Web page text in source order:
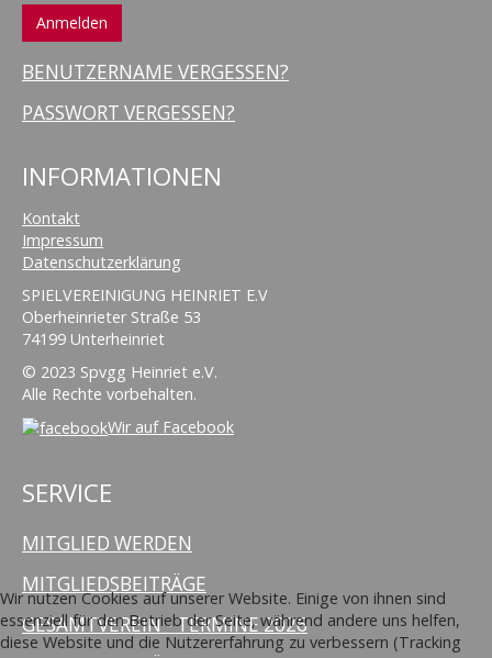
BENUTZERNAME VERGESSEN?
PASSWORT VERGESSEN?
INFORMATIONEN
Kontakt
Impressum
Datenschutzerklärung
SPIELVEREINIGUNG HEINRIET E.V
Oberheinrieter Straße 53
74199 Unterheinriet
© 2023 Spvgg Heinriet e.V.
Alle Rechte vorbehalten.
Wir auf Facebook
SERVICE
MITGLIED WERDEN
MITGLIEDSBEITRÄGE
GESAMTVEREIN - TERMINE 2026
Wir nutzen Cookies auf unserer Website. Einige von ihnen sind
essenziell für den Betrieb der Seite, während andere uns helfen,
diese Website und die Nutzererfahrung zu verbessern (Tracking